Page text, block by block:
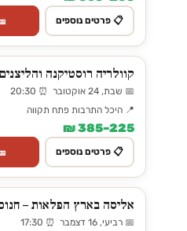
📋 פרטים נוספים
קוולריה רוסטיקנה
📅 שבת, 24 אוקטובר ⏰ 20:30
📍 היכל התרבות פתח תקווה
225–385 ₪
📋 פרטים נוספים
אליסה בארץ הפלאות – חנוכה
📅 רביעי, 16 דצמבר ⏰ 17:30